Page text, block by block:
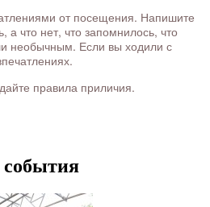
от посещения. Напишите
а что нет, что запомнилось, что
необычным. Если вы ходили с
правила приличия.